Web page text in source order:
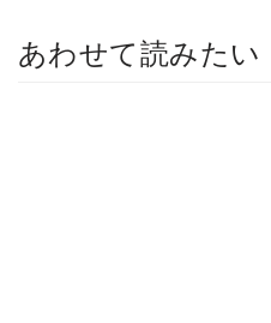
あわせて読みたい